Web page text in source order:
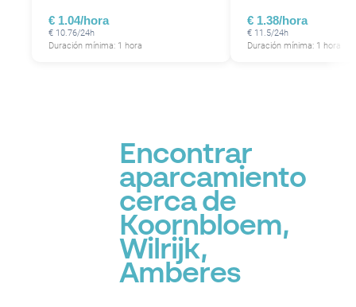
€ 1.04/hora
€ 10.76/24h
Duración mínima: 1 hora
€ 1.38/hora
€ 11.5/24h
Duración mínima: 1 hora
Encontrar
aparcamiento
cerca de
Koornbloem,
Wilrijk,
Amberes